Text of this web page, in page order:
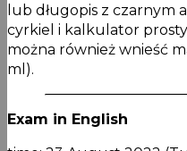
lub długopis z czarnym
cyrkiel i kalkulator
można również wnieść
ml).
Exam in English